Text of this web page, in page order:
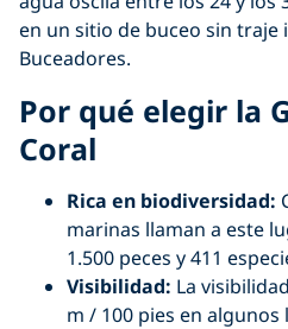
en un sitio de buceo sin traje
Buceadores.
Por qué elegir la
Coral
Rica en biodiversidad:
marinas llaman a este
1.500 peces y 411
Visibilidad: La
m / 100 pies en algunos